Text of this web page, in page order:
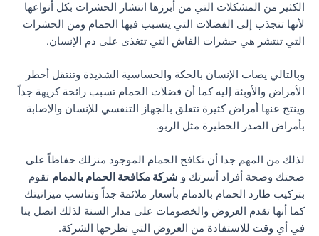
الكثير من المشكلات التي من أبرزها انتشار الحشرات بكل أنواعها
لأنها تنجذب إلى الفضلات التي يتسبب فيها الحمام ومن الحشرات
التي تنتشر هي حشرات الفاش التي تتغذى على دم الإنسان.
وبالتالي يصاب الإنسان بالحكة والحساسية الشديدة وتنتقل أخطر
الأمراض والأوبئة إليه كما أن فضلات الحمام تسبب رائحة كريهة جداً
وينتج عنها أمراض كثيرة تتعلق بالجهاز التنفسي للإنسان والإصابة
بأمراض الصدر الخطيرة مثل الربو.
لذلك من المهم جدا أن تكافح الحمام الموجود منزلك حفاظاً على
صحتك وصحة أفراد أسرتك و شركة مكافحة الحمام بالدمام تقوم
بتركيب طارد الحمام بالدمام بأسعار ملائمة جداً وتناسب ميزانيتك
كما أنها تقدم العروض والخصومات على مدار السنة لذلك اتصل بنا
في أي وقت للاستفادة من العروض التي تطرحها الشركة.